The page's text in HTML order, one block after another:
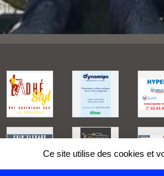
Ce site utilise des cookies et